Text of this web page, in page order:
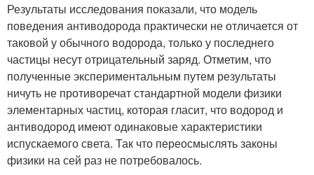
Результаты исследования показали, что модель
поведения антиводорода практически не отличается от
таковой у обычного водорода, только у последнего
частицы несут отрицательный заряд. Отметим, что
полученные экспериментальным путем результаты
ничуть не противоречат стандартной модели физики
элементарных частиц, которая гласит, что водород и
антиводород имеют одинаковые характеристики
испускаемого света. Так что переосмыслять законы
физики на сей раз не потребовалось.